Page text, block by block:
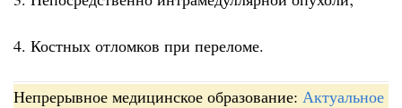
4. Костных отломков при переломе.
Непрерывное медицинское образование: Актуальное